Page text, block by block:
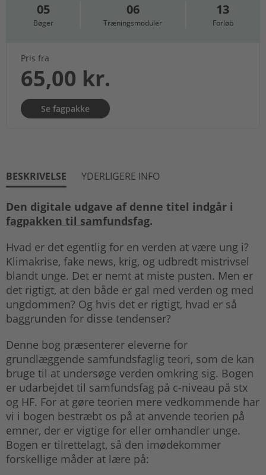
05
Bøger
06
Træningsmoduler
13
Forløb
Pris fra
65,00 kr.
Se fagpakke
BESKRIVELSE YDERLIGERE INFO
Den digitale udgave af denne titel indgår i
fagpakken til samfundsfag.
Hvad er det egentlig for en verden at være ung i?
Klimakrise, fake news, krig, og udbredt mistrivsel
blandt unge. Det er nemt at miste pusten. Men er
det rigtigt, at den både er gal med verden og med
ungdommen? Og hvis det er rigtigt, hvad er så
baggrunden for disse tendenser?
Denne bog præsenterer eleverne for
grundlæggende samfundsfaglig teori, som de kan
bruge til at undersøge verden omkring sig. Bogen
er udarbejdet til samfundsfag på c-niveau på stx
og HF. For at gøre teorien mere vedkommende har
vi i bogen bestræbt os på at anvende teorien på
emner, der er vigtige for eller omhandler unge.
Bogen er tilrettelagt, så den imødekommer
forskellige måder at lære på: